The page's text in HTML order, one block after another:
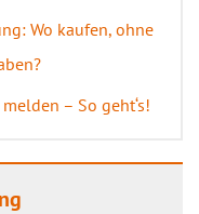
Wo kaufen, ohne
– So geht‘s!